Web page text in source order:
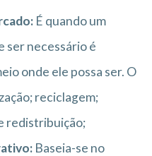
É quando um
ser necessário é
onde ele possa ser. O
reciclagem;
redistribuição;
Baseia-se no